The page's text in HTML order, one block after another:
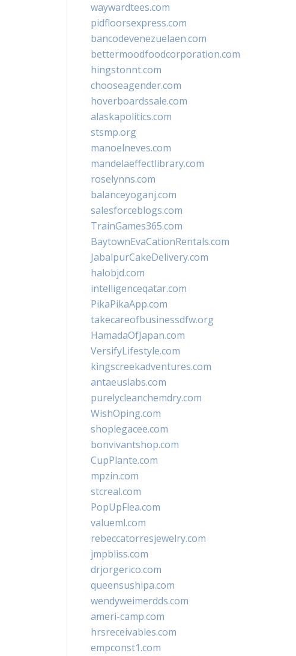
waywardtees.com
pidfloorsexpress.com
bancodevenezuelaen.com
bettermoodfoodcorporation.com
hingstonnt.com
chooseagender.com
hoverboardssale.com
alaskapolitics.com
stsmp.org
manoelneves.com
mandelaeffectlibrary.com
roselynns.com
balanceyoganj.com
salesforceblogs.com
TrainGames365.com
BaytownEvaCationRentals.com
JabalpurCakeDelivery.com
halobjd.com
intelligenceqatar.com
PikaPikaApp.com
takecareofbusinessdfw.org
HamadaOfJapan.com
VersifyLifestyle.com
kingscreekadventures.com
antaeuslabs.com
purelycleanchemdry.com
WishOping.com
shoplegacee.com
bonvivantshop.com
CupPlante.com
mpzin.com
stcreal.com
PopUpFlea.com
valueml.com
rebeccatorresjewelry.com
jmpbliss.com
drjorgerico.com
queensushipa.com
wendyweimerdds.com
ameri-camp.com
hrsreceivables.com
empconst1.com